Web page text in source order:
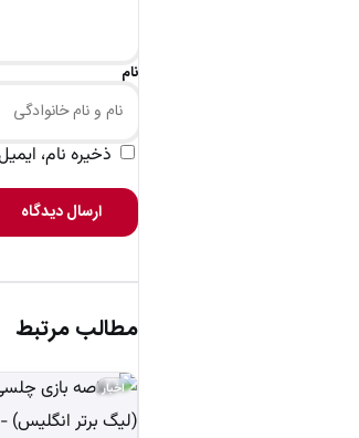
نام
ذخیره نام،
ارسال دیدگاه
مطالب مرتبط
اخبار